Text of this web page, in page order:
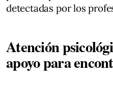
detectadas por los
Atención
apoyo para